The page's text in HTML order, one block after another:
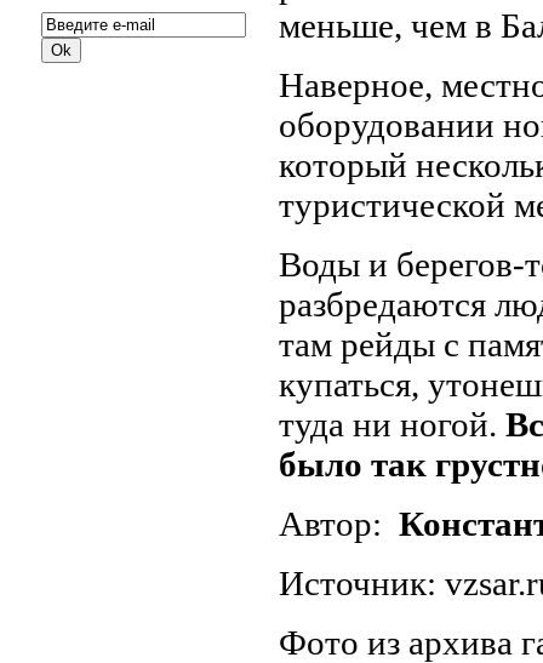
меньше, чем в
Наверное,
оборудовании
который
туристической
Воды и берегов-
разбредаются
там рейды с
купаться,
туда ни ногой.
было так
Автор:
Источник:
Фото из архива